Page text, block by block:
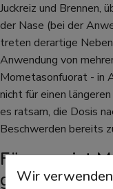
Juckreiz und Brennen,
der Nase (bei der
treten derartige
Anwendung von
Mometasonfuorat - in
nicht für einen
es ratsam, die Dosis
Beschwerden bereits
Für wen ist
geeignet?
Wir